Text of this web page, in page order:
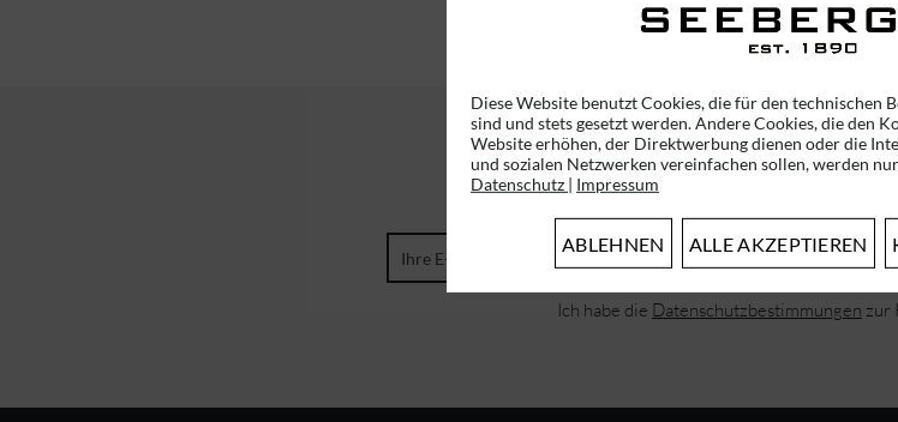
ABONNIEREN SIE UNSEREN
ERHALTEN SIE EINMALIG EINEN 5 EURO
Ich habe die Datenschutzbestimmungen zur
Diese Website benutzt Cookies, die für den technischen
sind und stets gesetzt werden. Andere Cookies, die den
Website erhöhen, der Direktwerbung dienen oder die
und sozialen Netzwerken vereinfachen sollen, werden
Datenschutz | Impressum
ABLEHNEN ALLE AKZEPTIEREN